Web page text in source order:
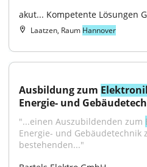
akut... Kompetente Lösungen
Laatzen, Raum Hannover
Ausbildung zum
Energie- und
"...einen Auszubildenden zum
Energie- und
bestehenden..."